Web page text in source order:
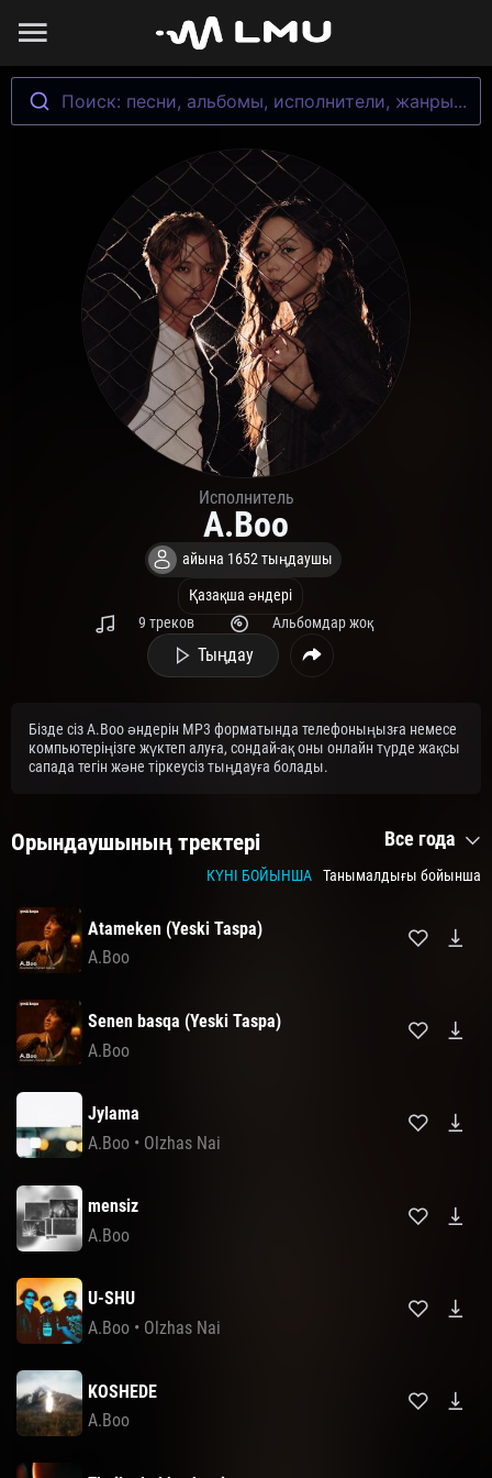
Поиск: песни, альбомы, исполнители, жанры...
Исполнитель
A.Boo
айына 1652 тыңдаушы
Қазақша әндері
9 треков
Альбомдар жоқ
Тыңдау
Бізде сіз A.Boo әндерін MP3 форматында телефоныңызға немесе
компьютеріңізге жүктеп алуға, сондай-ақ оны онлайн түрде жақсы
сапада тегін және тіркеусіз тыңдауға болады.
Орындаушының тректері Все года
КҮНІ БОЙЫНША Танымалдығы бойынша
Atameken (Yeski Taspa)
A.Boo
Senen basqa (Yeski Taspa)
A.Boo
Jylama
A.Boo • Olzhas Nai
mensiz
A.Boo
U-SHU
A.Boo • Olzhas Nai
KOSHEDE
A.Boo